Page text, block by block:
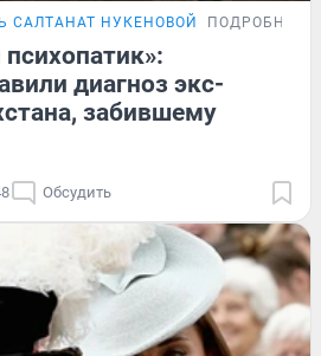
САЛТАНАТ НУКЕНОВОЙ
диагноз экс-
забившему
Обсудить